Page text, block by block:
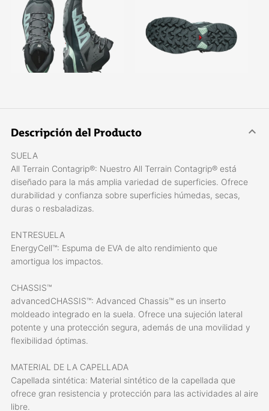
Descripción del Producto
SUELA
All Terrain Contagrip®: Nuestro All Terrain Contagrip® está
diseñado para la más amplia variedad de superficies. Ofrece
durabilidad y confianza sobre superficies húmedas, secas,
duras o resbaladizas.
ENTRESUELA
EnergyCell™: Espuma de EVA de alto rendimiento que
amortigua los impactos.
CHASSIS™
advancedCHASSIS™: Advanced Chassis™ es un inserto
moldeado integrado en la suela. Ofrece una sujeción lateral
potente y una protección segura, además de una movilidad y
flexibilidad óptimas.
MATERIAL DE LA CAPELLADA
Capellada sintética: Material sintético de la capellada que
ofrece gran resistencia y protección para las actividades al aire
libre.